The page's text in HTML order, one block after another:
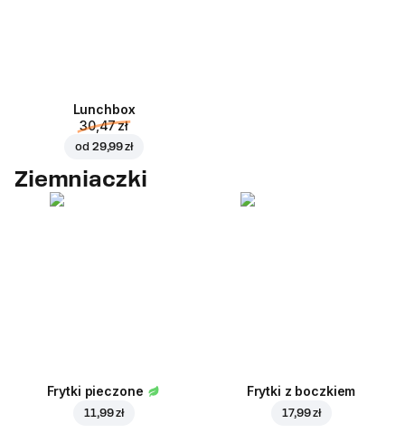
Lunchbox
30,47 zł
od 29,99 zł
Ziemniaczki
Frytki pieczone
11,99 zł
Frytki z boczkiem
17,99 zł